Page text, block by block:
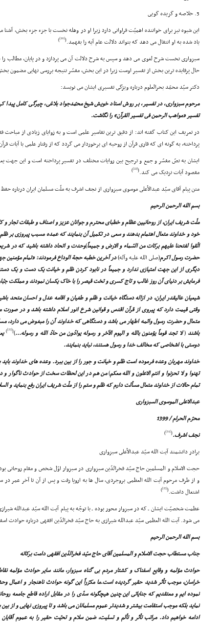
3. خلاصه و گزیده گویى
این شیوه نیز براى خواننده اهمیّت فراوانى دارد زیرا او در وهله نخست با جزء جزء بخش،
یاد شده به او انتقال مى دهد که بتواند دلالت عام آیه را بفهمد.(
[20]
)
سبزوارى نخست شرح لغوى مى دهد و سپس به شرح دلالت آن مى پردازد و در پایان، مطالب را
حال پرفایده ترین بخش از تفسیر اوست زیرا در این بخش، مفسّر نتیجه بررسى نهایى مضمون
دکتر سیّد محمّد بحرالعلوم درباره ویژگى تفسیرى ایشان مى نویسد:
مرحوم سبزوارى، در تفسیر، بر روش استاد خویش شیخ محمّدجواد بلاغى، چیرگى کامل پیدا
تفسیر «مواهب الرحمن فى تفسیر القرآن» را نگاشت.
در تعریف این کتاب گفته اند: از دقیق ترین تفاسیر علمى است و به زوایاى زیادى از مباحث
پرداخته، به گونه اى که قارى قرآن از روحیه اى برخوردار مى گردد که از رفتار علمى با آیات
ایشان به نصّ مفسّر و جمع و ترجیح بین روایات مختلف در تفسیر پرداخته است و این جهت
مقصود آیات نزدیک مى کند.(
[22]
)
متن پیام آقاى سیّد عبدالأعلى موسوى سبزوارى از نجف اشرف به ملّت مسلمان ایران درباره حفظ
بسم الله الرحمن الرحیم
ملّت شریف ایران، از روحانیین عظام و خطباى محترم و جوانان عزیز و اصناف و طبقات تجار و
خود و خداوند متعال اهتمام بدهند و سعى در تکمیل آن بنمایند که عمده مسبب پیروزى بر
اتّقوا لفتحنا علیهم برکات من السّماء و الارض و جمیعاً)وحدت و اتحاد داشته باشید که در
حضرت رسول اکرم(صلى الله علیه وآله)در آخرین خطبه حجة الوداع فرمودند: «تمام مؤمنین
دیگرى از این جهت امتیازى ندارد و جمیعاً در نابود کردن ظلم و خیانت یک دست و یک
فرمایش بر دنیاى آن روز غالب و تاج کسرى و تخت قیصر را با خاک یکسان نمودند و مملکت
شیعیان عالیقدر ایران، در ازاله دستگاه خیانت و ظلم و طغیان و اقامه عدل و احسان متحد
وقتى قیمت دارد که پیروى از قرآن اقدس و قوانین شرع انور اسلام داشته باشد و در صورت
متعال و حضرت رسول وائمه اطهار مى باشد و دستگاهى که خداوند آن را مبغوض مى دارد،
باشند(لا تجد قوماً یؤمنون بالله و الیوم الآخر و رسوله یوادّون من حادّ الله و رسوله...)
(
[23]
)
دوستى با اشخاصى که مخالف خدا و رسول هستند، نباید بنمایند.
خداوند مهربان وعده فرموده است ظلم و خیانت و جور را از بین ببرد. وعده هاى خداوند
تهنوا و لا تحزنوا و انتم الاعلون و الله معکم)من هم در این لحظات سخت از حوادث ناگوار و
تمام حالات از خداوند متعال مسألت دارم که ظلم و ستم را از ملّت شریف ایران رفع بنماید و
عبدالاعلى الموسوى السبزوارى
محرّم الحرام / 1399
نجف اشرف.(
[24]
)
برادر دانشمند آیت الله سیّد عبدالأعلى سبزوارى
حجت الاسلام و المسلمین حاج سیّد فخرالدّین سبزوارى در سبزوار اوّل شخص و مقام روحانى
و از طرف مرحوم آیت الله العظمى بروجردى، سال ها به اروپا رفت و پس از آن تا آخر عمر در
اشتغال داشت.(
[25]
)
عظمت شخصیّت ایشان ـ که در سبزوار محور بوده ـ با توجّه به پیام آیت الله سیّد عبدالله
مى شود. آیت الله العظمى سیّد عبدالله شیرازى به حاج سیّد فخرالدّین افقهى درباره حوادث
بسم الله الرحمن الرحیم
جناب مستطاب حجت الاسلام و المسلمین آقاى حاج سیّد فخرالدّین افقهى دامت برکاته
حوادث مؤلمه و وقایع اسفناک و کشتار مردم بى گناه سبزوار، مانند سایر حوادث مؤلمه
خراسان، موجب تأثر شدید حقیر گردیده است.ما مکرّراً این گونه حوادث ناهنجار و اعمال
نموده ایم و معتقدیم که جنایاتى این چنین هیچگونه سدّى را در مقابل اراده قاطع جامعه
نماید بلکه موجب استقامت بیشتر و شدیدتر عموم مسلمانان مى باشد و تا پیروزى نهایى و از
ادامه خواهیم داد. مراتب تأثر و تألم و تسلیت، ضمن سلام و تحیّت حقیر را به عموم